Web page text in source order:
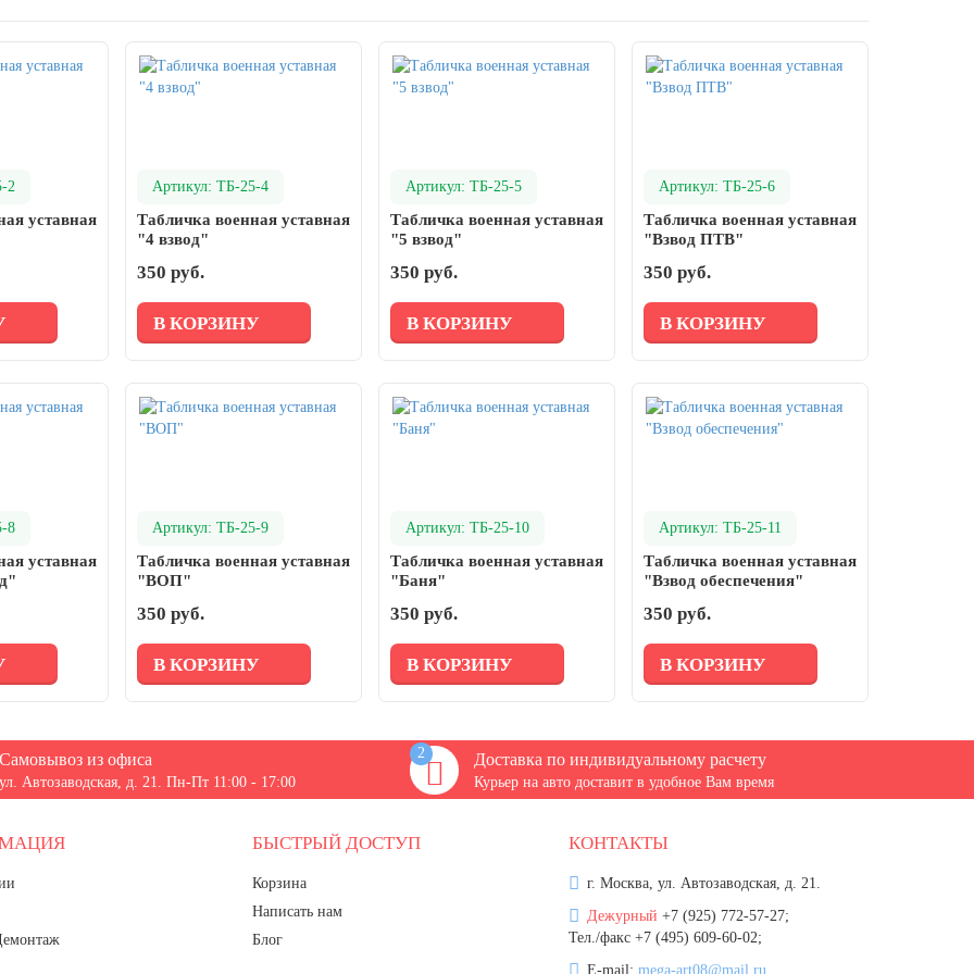
2
уставная
Артикул: ТБ-25-4
Табличка военная уставная
"4 взвод"
350 руб.
В КОРЗИНУ
Артикул: ТБ-25-5
Табличка военная уставная
"5 взвод"
350 руб.
В КОРЗИНУ
Артикул: ТБ-25-6
Табличка военная уставная
"Взвод ПТВ"
350 руб.
В КОРЗИНУ
8
уставная
Артикул: ТБ-25-9
Табличка военная уставная
"ВОП"
350 руб.
В КОРЗИНУ
Артикул: ТБ-25-10
Табличка военная уставная
"Баня"
350 руб.
В КОРЗИНУ
Артикул: ТБ-25-11
Табличка военная уставная
"Взвод обеспечения"
350 руб.
В КОРЗИНУ
Самовывоз из офиса
ул. Автозаводская, д. 21. Пн-Пт 11:00 - 17:00
2 Доставка по индивидуальному расчету
Курьер на авто доставит в удобное Вам время
БЫСТРЫЙ ДОСТУП
Корзина
Написать нам
Блог
КОНТАКТЫ
г. Москва, ул. Автозаводская, д. 21.
Дежурный +7 (925) 772-57-27;
Тел./факс +7 (495) 609-60-02;
E-mail: mega-art08@mail.ru